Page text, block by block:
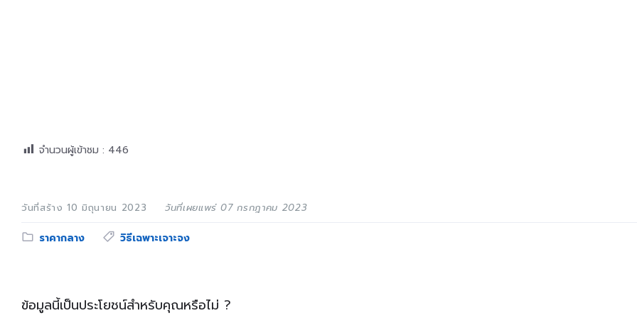
จำนวนผู้เข้าชม : 446
วันที่สร้าง 10 มิถุนายน 2023 วันที่เผยแพร่ 07 กรกฎาคม 2023
Category:
ราคากลาง Tags:
วิธีเฉพาะเจาะจง
ข้อมูลนี้เป็นประโยชน์สำหรับคุณหรือไม่ ?